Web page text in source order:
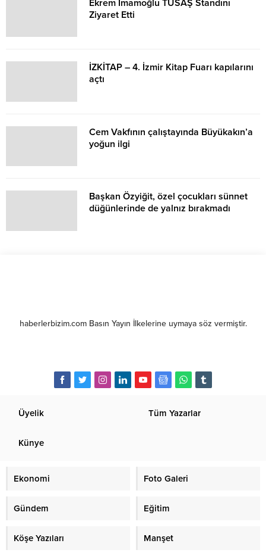
Ekrem İmamoğlu TUSAŞ Standını
Ziyaret Etti
İZKİTAP – 4. İzmir Kitap Fuarı kapılarını
açtı
Cem Vakfının çalıştayında Büyükakın’a
yoğun ilgi
Başkan Özyiğit, özel çocukları sünnet
düğünlerinde de yalnız bırakmadı
haberlerbizim.com Basın Yayın İlkelerine uymaya söz vermiştir.
Üyelik Tüm Yazarlar
Künye
Ekonomi Foto Galeri
Gündem Eğitim
Köşe Yazıları Manşet